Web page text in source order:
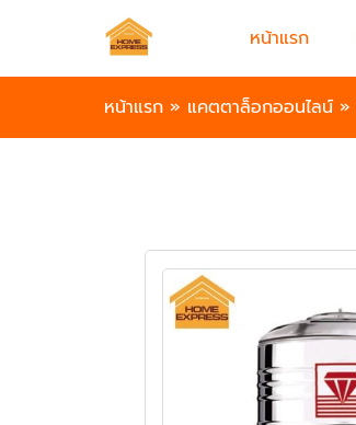
หน้าแรก
หน้าแรก » แคตตาล็อกออนไลน์ »